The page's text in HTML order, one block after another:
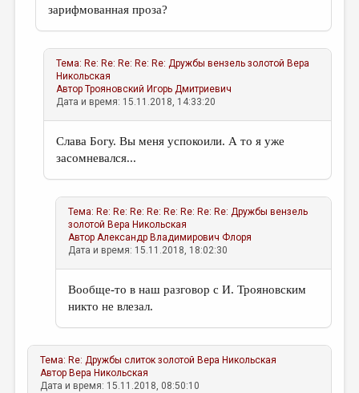
зарифмованная проза?
Тема:Re: Re: Re: Re: Re: Дружбы вензель золотой Вера
Никольская
АвторТрояновский Игорь Дмитриевич
Дата и время: 15.11.2018, 14:33:20
Слава Богу. Вы меня успокоили. А то я уже
засомневался...
Тема:Re: Re: Re: Re: Re: Re: Re: Re: Дружбы вензель
золотой Вера Никольская
Автор Александр Владимирович Флоря
Дата и время: 15.11.2018, 18:02:30
Вообще-то в наш разговор с И. Трояновским
никто не влезал.
Тема:Re: Дружбы слиток золотой Вера Никольская
АвторВера Никольская
Дата и время: 15.11.2018, 08:50:10